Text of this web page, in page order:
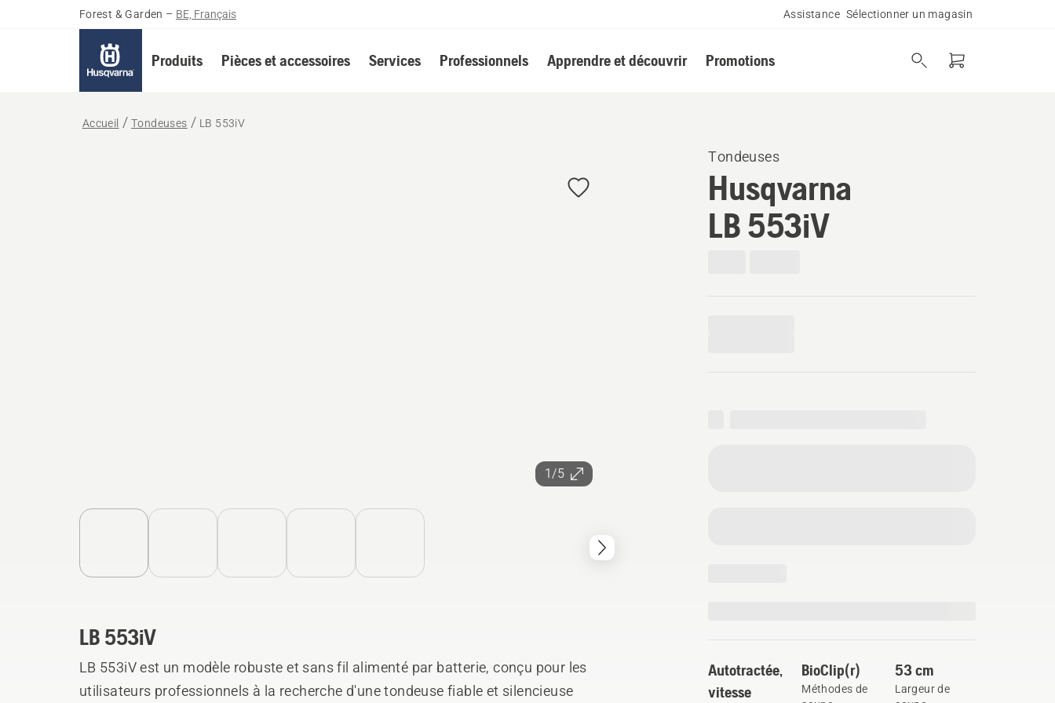
Forest & Garden – BE, Français Assistance Sélectionner un magasin
Produits Pièces et accessoires Services Professionnels Apprendre et découvrir Promotions
Accueil Tondeuses LB 553iV
1/5
Tondeuses
Husqvarna
LB 553iV
Autotractée,
vitesse
BioClip(r)
Méthodes de
53 cm
Largeur de
LB 553iV
LB 553iV est un modèle robuste et sans fil alimenté par batterie, conçu pour les
utilisateurs professionnels à la recherche d'une tondeuse fiable et silencieuse